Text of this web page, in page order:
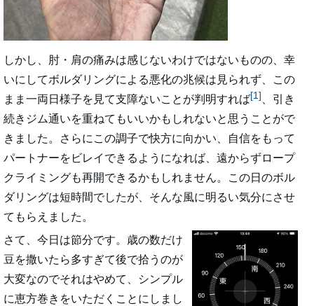
しかし、肘・肩の痛みは感じないわけではないものの、幸
いにしてボルダリングによる悪化の兆候は見られず、この
まま一両日様子を見て支障ないことが判明すれば[1] 、引き
続きジム通いを重ねてもいいかもしれないと思うことがで
きました。さらにこの調子で快方に向かい、自信をもって
パートナーをビレイできるようになれば、遠からずロープ
クライミングも再開できるかもしれません。この日のボル
ダリングは短時間でしたが、そんな風に明るい気分にさせ
てもらえました。
さて、今日は節分です。歳の数だけ
豆を撒いたら多すぎて後で拾うのが
大変なのでそれはやめて、シンプル
に恵方巻きをいただくことにしまし